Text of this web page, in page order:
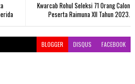
Kwarcab Rohul Seleksi 71 Orang Calon
Peserta Raimuna XII Tahun 2023.
BLOGGER DISQUS FACEBOOK